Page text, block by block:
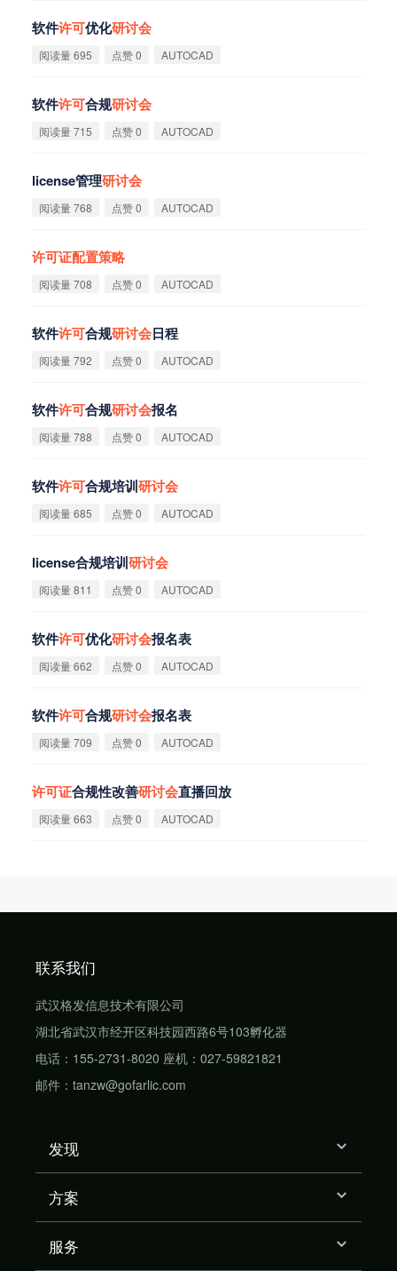
软件许可优化研讨会
阅读量 695 点赞 0 AUTOCAD
软件许可合规研讨会
阅读量 715 点赞 0 AUTOCAD
license管理研讨会
阅读量 768 点赞 0 AUTOCAD
许可证配置策略
阅读量 708 点赞 0 AUTOCAD
软件许可合规研讨会日程
阅读量 792 点赞 0 AUTOCAD
软件许可合规研讨会报名
阅读量 788 点赞 0 AUTOCAD
软件许可合规培训研讨会
阅读量 685 点赞 0 AUTOCAD
license合规培训研讨会
阅读量 811 点赞 0 AUTOCAD
软件许可优化研讨会报名表
阅读量 662 点赞 0 AUTOCAD
软件许可合规研讨会报名表
阅读量 709 点赞 0 AUTOCAD
许可证合规性改善研讨会直播回放
阅读量 663 点赞 0 AUTOCAD
联系我们
武汉格发信息技术有限公司
湖北省武汉市经开区科技园西路6号103孵化器
电话：155-2731-8020 座机：027-59821821
邮件：tanzw@gofarlic.com
发现
方案
服务